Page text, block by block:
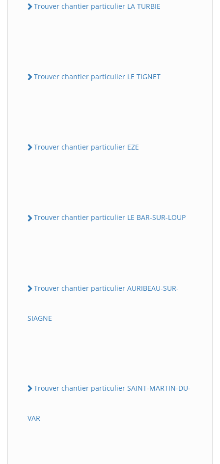
Trouver chantier particulier LA TURBIE
Trouver chantier particulier LE TIGNET
Trouver chantier particulier EZE
Trouver chantier particulier LE BAR-SUR-LOUP
Trouver chantier particulier AURIBEAU-SUR-
SIAGNE
Trouver chantier particulier SAINT-MARTIN-DU-
VAR